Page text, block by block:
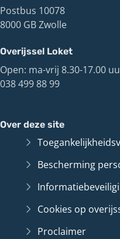
Postbus 10078
8000 GB Zwolle
Overijssel Loket
Open: ma-vrij 8.30-17.00
038 499 88 99
Over deze site
Bescherming
Cookies op
Proclaimer